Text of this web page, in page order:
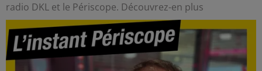
radio DKL et le Périscope. Découvrez-en plus